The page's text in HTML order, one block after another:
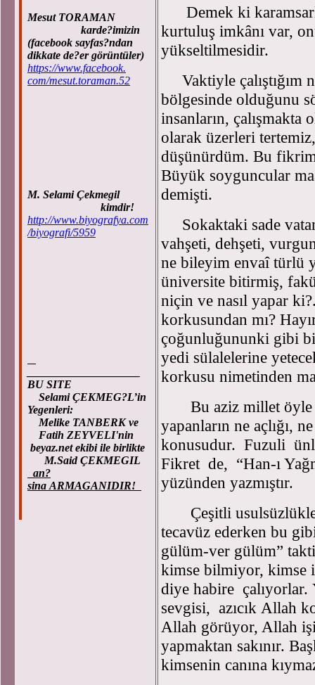
Mesut TORAMAN
karde?imizin
(facebook sayfas?ndan
dikkate de?er görüntüler)
https://www.facebook.
com/mesut.toraman.52
M. Selami Çekmegil
kimdir!
http://www.biyografya.com
/biyografi/5959
BU SITE
Selami ÇEKMEG?L’in
Yegenleri:
Melike TANBERK ve
Fatih ZEYVELI'nin
beyaz.net ekibi ile birlikte
M.Said ÇEKMEGIL
an?
sina ARMAGANIDIR!
Demek ki
kurtuluş imkânı var,
yükseltilmesidir.
Vaktiyle çalıştığım
bölgesinde olduğunu
insanların,
olarak üzerleri
düşünürdüm. Bu
Büyük soyguncular
demişti.
Sokaktaki sade
vahşeti, dehşeti,
ne bileyim envaî türlü
üniversite bitirmiş,
niçin ve nasıl yapar
korkusundan mı?
çoğunluğununki gibi
yedi sülalelerine
korkusu nimetinden
Bu aziz millet öyle
yapanların ne açlığı,
konusudur. Fuzuli
Fikret de, “Han-ı
yüzünden yazmıştır.
Çeşitli
tecavüz ederken bu
gülüm-ver gülüm”
kimse bilmiyor, kimse
diye habire çalıyorlar.
sevgisi, azıcık Allah
Allah görüyor, Allah
yapmaktan sakınır.
kimsenin canına